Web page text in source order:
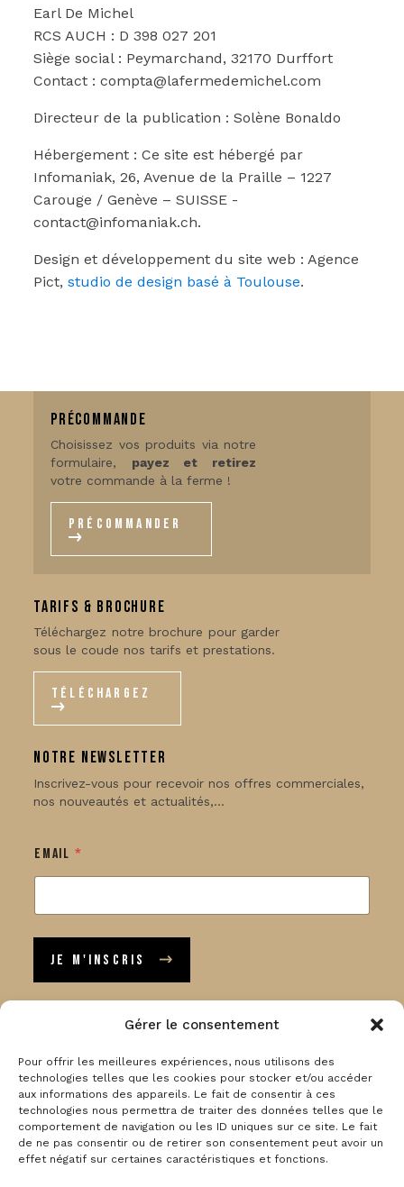
Gérer le consentement
Pour offrir les meilleures expériences, nous utilisons des
technologies telles que les cookies pour stocker et/ou accéder
aux informations des appareils. Le fait de consentir à ces
technologies nous permettra de traiter des données telles que le
comportement de navigation ou les ID uniques sur ce site. Le fait
de ne pas consentir ou de retirer son consentement peut avoir un
effet négatif sur certaines caractéristiques et fonctions.
Earl De Michel
RCS AUCH : D 398 027 201
Siège social : Peymarchand, 32170 Durffort
Contact : compta@lafermedemichel.com
Directeur de la publication : Solène Bonaldo
Hébergement : Ce site est hébergé par
Infomaniak, 26, Avenue de la Praille – 1227
Carouge / Genève – SUISSE -
contact@infomaniak.ch.
Design et développement du site web : Agence
Pict, studio de design basé à Toulouse.
Précommande
Choisissez vos produits via notre
formulaire, payez et retirez
votre commande à la ferme !
Précommander
Tarifs & Brochure
Téléchargez notre brochure pour garder
sous le coude nos tarifs et prestations.
téléchargez
notre newsletter
Inscrivez-vous pour recevoir nos offres commerciales,
nos nouveautés et actualités,…
m
a
l
m
Email *
Je m'inscris
Nous contacter